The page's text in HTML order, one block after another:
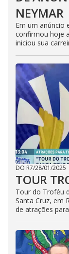
NEYMAR
Em um anúncio
confirmou hoje
iniciou sua
DO R7/28/01/2025
TOUR
Tour do Troféu
Santa Cruz, em
de atrações